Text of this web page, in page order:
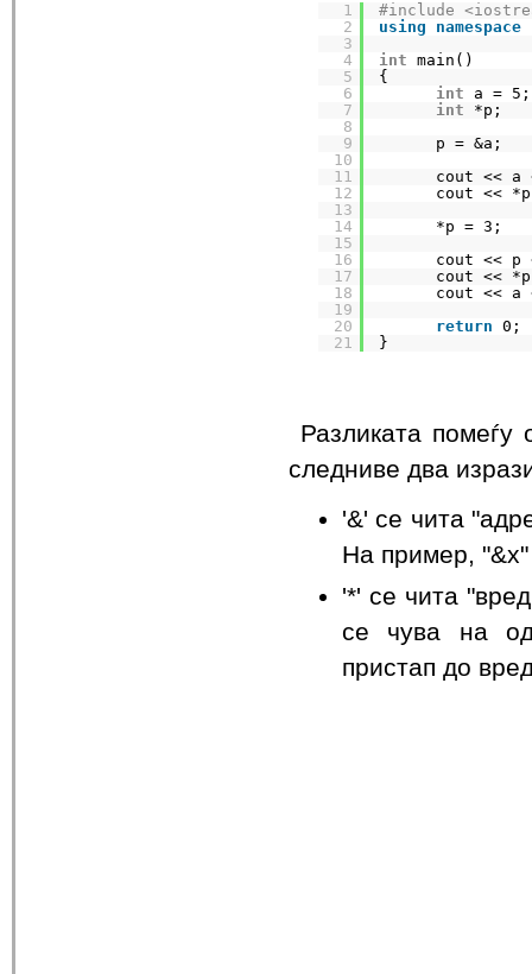
1
2
3
4
5
6
7
8
9
10
11
12
13
14
15
16
17
18
19
20
21
#include
using
namespace
int main()
{
int
a
int
p
cout
cout
*p
cout
cout
cout
return 0;
}
Разликата
следниве два
'&' се чита
На пример, "&x"
'*' се чита
се чува на
пристап до